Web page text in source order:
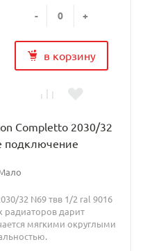
- +
в корзину
Completto 2030/32
подключение
32 N69 твв 1/2 ral 9016
радиаторов дарит
мягкими округлыми